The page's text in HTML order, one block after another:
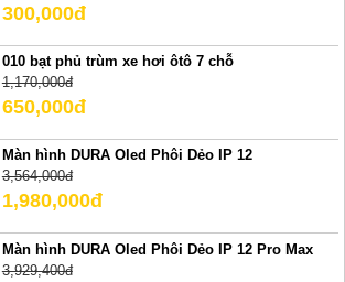
300,000đ
010 bạt phủ trùm xe hơi ôtô 7 chỗ
1,170,000đ
650,000đ
Màn hình DURA Oled Phôi Dẻo IP 12
3,564,000đ
1,980,000đ
Màn hình DURA Oled Phôi Dẻo IP 12 Pro Max
3,929,400đ